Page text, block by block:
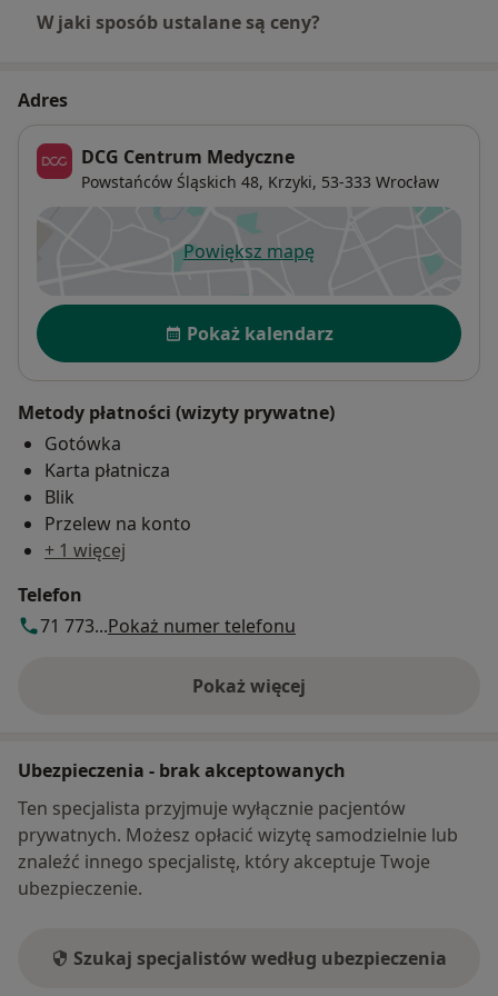
W razie jakichkolwiek pytań, proszę o ich wysyłanie
W jaki sposób ustalane są ceny?
Adres
DCG Centrum Medyczne
Powstańców Śląskich 48, Krzyki, 53-333 Wrocław
Powiększ mapęotwiera się w nowej karcie
Dostępność
Pokaż kalendarz
Metody płatności (wizyty prywatne)
Gotówka
Karta płatnicza
Blik
Przelew na konto
+ 1 więcej
Telefon
71 773...Pokaż numer telefonu
Pokaż więcej
o adresie
Ubezpieczenia - brak akceptowanych
Ten specjalista przyjmuje wyłącznie pacjentów
prywatnych. Możesz opłacić wizytę samodzielnie lub
znaleźć innego specjalistę, który akceptuje Twoje
ubezpieczenie.
Szukaj specjalistów według ubezpieczenia